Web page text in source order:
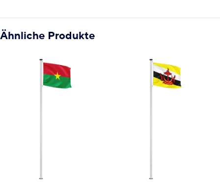
Ähnliche Produkte